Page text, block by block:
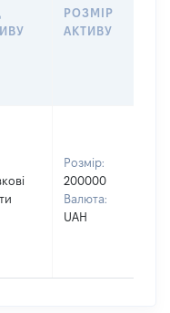
РОЗМІР
АКТИВУ
Розмір:
200000
Валюта:
UAH